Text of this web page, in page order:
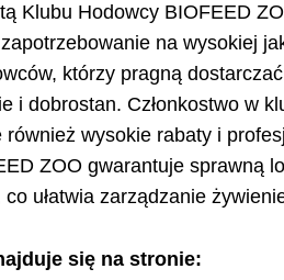
Klubu Hodowcy BIOFEED
na wysokiej
którzy pragną
i dobrostan. Członkostwo w
wysokie rabaty i
ZOO gwarantuje sprawną
ułatwia zarządzanie
się na stronie: